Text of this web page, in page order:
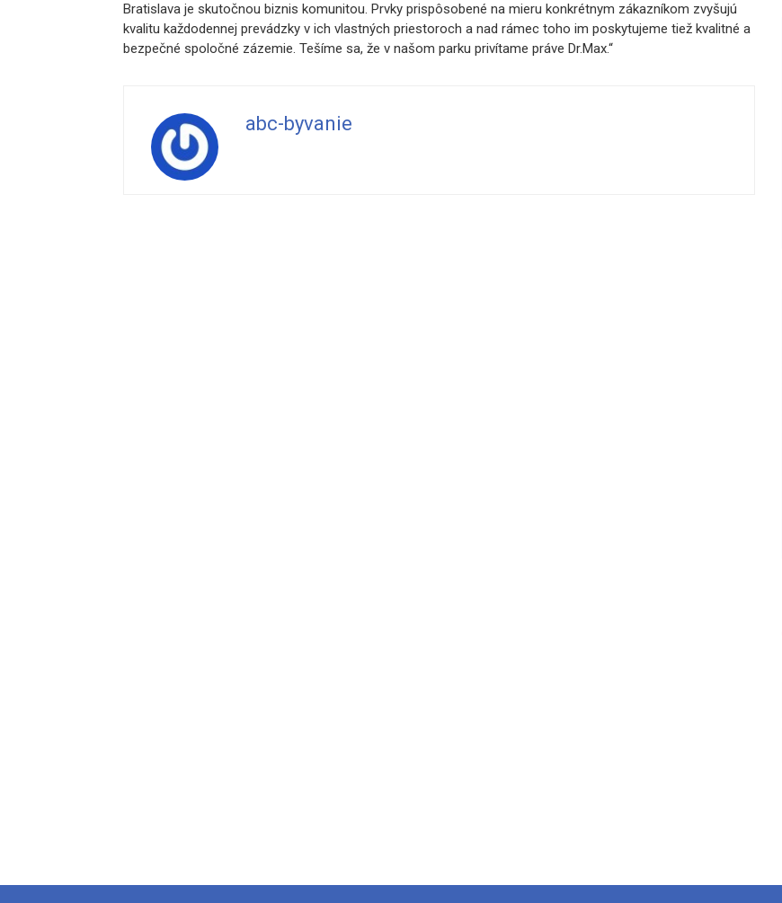
Bratislava je skutočnou biznis komunitou. Prvky prispôsobené na mieru konkrétnym zákazníkom zvyšujú
kvalitu každodennej prevádzky v ich vlastných priestoroch a nad rámec toho im poskytujeme tiež kvalitné a
bezpečné spoločné zázemie. Tešíme sa, že v našom parku privítame práve Dr.Max.“
abc-byvanie